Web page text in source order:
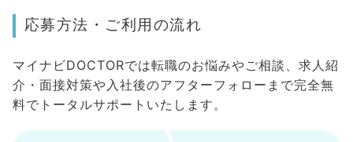
応募方法・ご利用の流れ
マイナビDOCTORでは転職のお悩みやご相談、求人紹
介・面接対策や入社後のアフターフォローまで完全無
料でトータルサポートいたします。